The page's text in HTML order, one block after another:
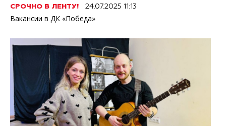
СРОЧНО В ЛЕНТУ! 24.07.2025 11:13
Вакансии в ДК «Победа»